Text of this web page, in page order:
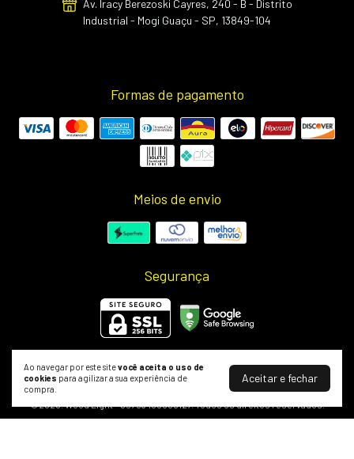
Ao navegar por este sitevocê aceita o uso de
cookies para agilizar a sua experiência de
compra.
Aceitar e fechar
Av. Iracy Berezoski Cayres, 240 - B - Distrito
Industrial - Mogi Guaçu - SP, 13849-104
Formas de pagamento
Meios de envio
Segurança
O Melhor do Skate e Shapes | Wood Skate Shop
©2026. Wood Light - 50703498000127. Todos os direitos reservados.